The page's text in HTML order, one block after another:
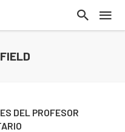
DEL PROFESOR